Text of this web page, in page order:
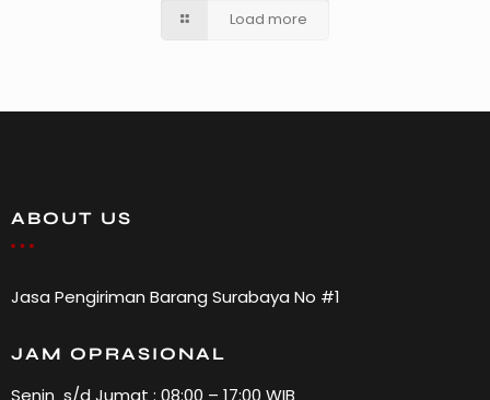
Load more
ABOUT US
Jasa Pengiriman Barang Surabaya No #1
JAM OPRASIONAL
Senin s/d Jumat : 08:00 – 17:00 WIB